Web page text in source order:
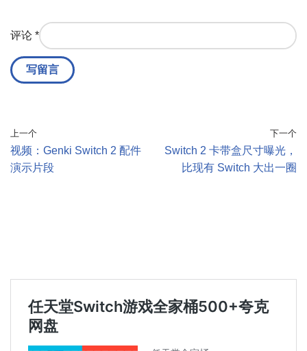
评论 *
上一个
视频：Genki Switch 2 配件
演示片段
下一个
Switch 2 卡带盒尺寸曝光，
比现有 Switch 大出一圈